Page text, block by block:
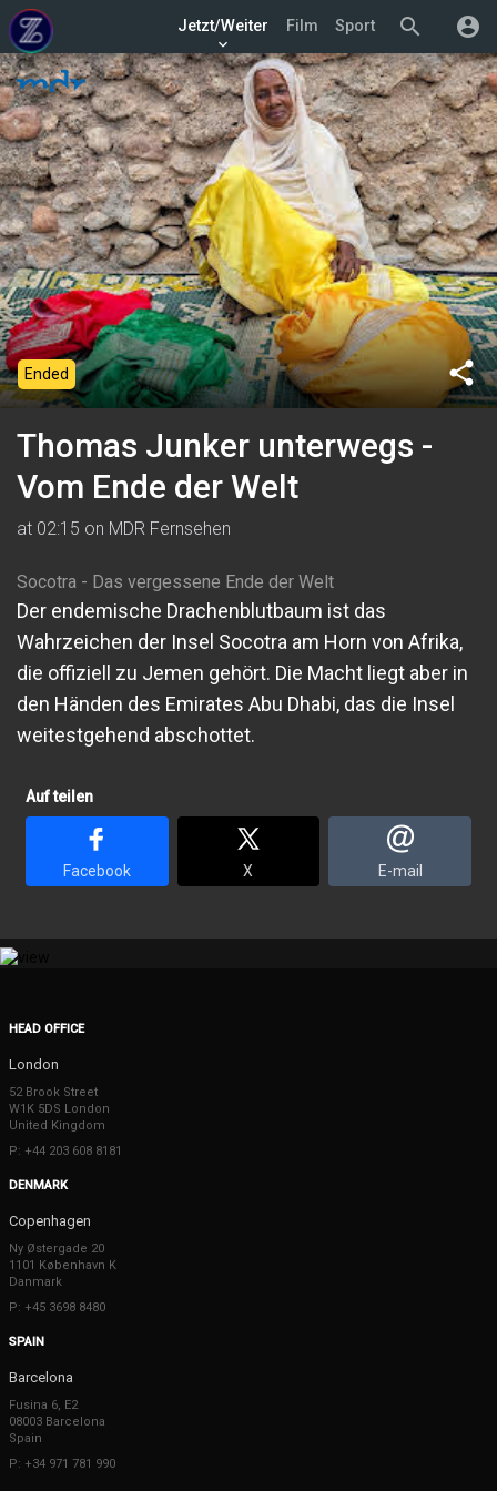
search account_circle
Jetzt/Weiter
keyboard_arrow_down
Film Sport
share
Ended
Thomas Junker unterwegs -
Vom Ende der Welt
at 02:15 on MDR Fernsehen
Socotra - Das vergessene Ende der Welt
Der endemische Drachenblutbaum ist das
Wahrzeichen der Insel Socotra am Horn von Afrika,
die offiziell zu Jemen gehört. Die Macht liegt aber in
den Händen des Emirates Abu Dhabi, das die Insel
weitestgehend abschottet.
Auf teilen
Facebook X E-mail
HEAD OFFICE
London
52 Brook Street
W1K 5DS London
United Kingdom
P: +44 203 608 8181
DENMARK
Copenhagen
Ny Østergade 20
1101 København K
Danmark
P: +45 3698 8480
SPAIN
Barcelona
Fusina 6, E2
08003 Barcelona
Spain
P: +34 971 781 990